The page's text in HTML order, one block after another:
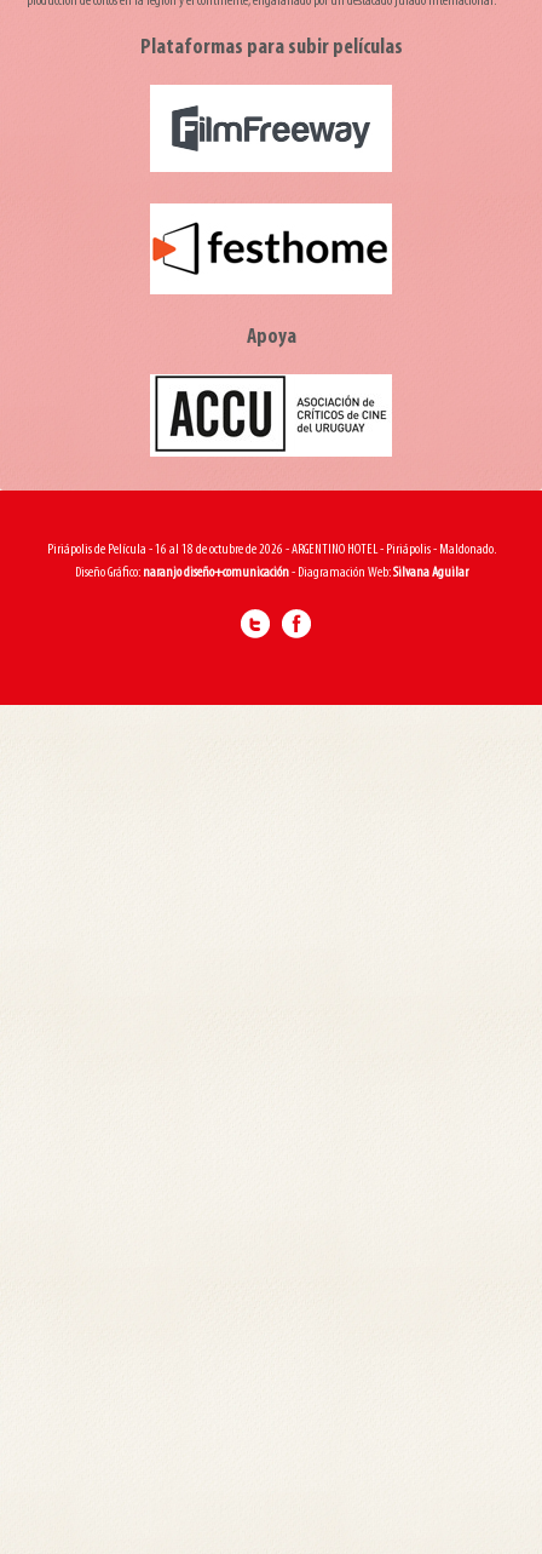
Plataformas para subir películas
Apoya
Piriápolis de Película - 16 al 18 de octubre de 2026 - ARGENTINO HOTEL - Piriápolis - Maldonado.
Diseño Gráfico: naranjo diseño+comunicación- Diagramación Web:Silvana Aguilar